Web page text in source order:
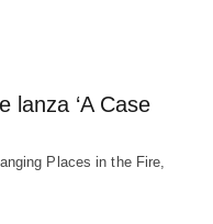
lanza ‘A Case
Places in the Fire,